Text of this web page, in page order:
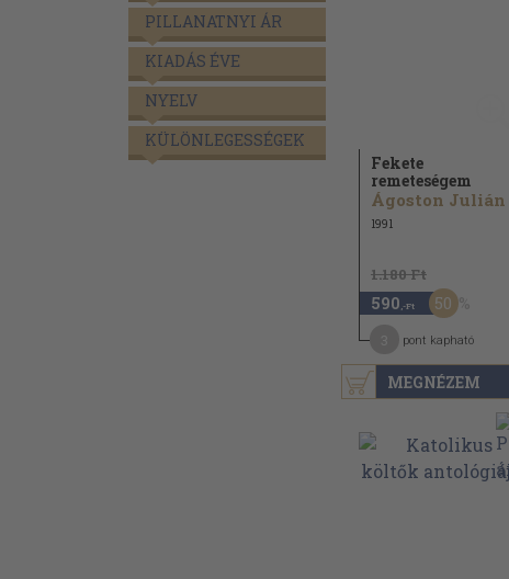
PILLANATNYI ÁR
KIADÁS ÉVE
NYELV
KÜLÖNLEGESSÉGEK
MEGNÉZEM
Fekete
remeteségem
Ágoston Julián
1991
1.180 Ft
590 ,-Ft 50
pont kapható